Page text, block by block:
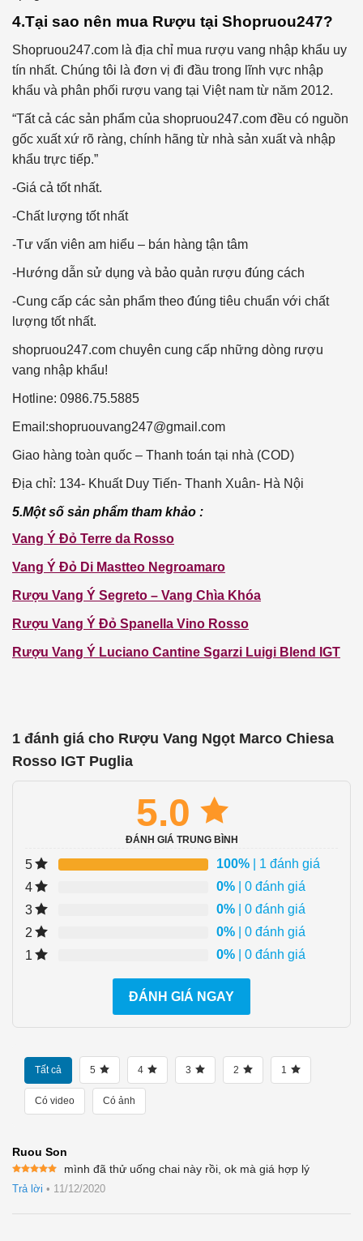
4.Tại sao nên mua Rượu tại Shopruou247?
Shopruou247.com là địa chỉ mua rượu vang nhập khẩu uy
tín nhất. Chúng tôi là đơn vị đi đầu trong lĩnh vực nhập
khẩu và phân phối rượu vang tại Việt nam từ năm 2012.
“Tất cả các sản phẩm của shopruou247.com đều có nguồn
gốc xuất xứ rõ ràng, chính hãng từ nhà sản xuất và nhập
khẩu trực tiếp.”
-Giá cả tốt nhất.
-Chất lượng tốt nhất
-Tư vấn viên am hiểu – bán hàng tận tâm
-Hướng dẫn sử dụng và bảo quản rượu đúng cách
-Cung cấp các sản phẩm theo đúng tiêu chuẩn với chất
lượng tốt nhất.
shopruou247.com chuyên cung cấp những dòng rượu
vang nhập khẩu!
Hotline: 0986.75.5885
Email:shopruouvang247@gmail.com
Giao hàng toàn quốc – Thanh toán tại nhà (COD)
Địa chỉ: 134- Khuất Duy Tiến- Thanh Xuân- Hà Nội
5.Một số sản phẩm tham khảo :
Vang Ý Đỏ Terre da Rosso
Vang Ý Đỏ Di Mastteo Negroamaro
Rượu Vang Ý Segreto – Vang Chìa Khóa
Rượu Vang Ý Đỏ Spanella Vino Rosso
Rượu Vang Ý Luciano Cantine Sgarzi Luigi Blend IGT
1 đánh giá cho Rượu Vang Ngọt Marco Chiesa
Rosso IGT Puglia
5.0
ĐÁNH GIÁ TRUNG BÌNH
5 100% | 1 đánh giá
4
0% | 0 đánh giá
3
0% | 0 đánh giá
2
0% | 0 đánh giá
1
0% | 0 đánh giá
ĐÁNH GIÁ NGAY
Tất cả 5 4 3 2 1
Có video Có ảnh
Ruou Son
hạng5 5
mình đã thử uống chai này rồi, ok mà giá hợp lý
Trả lời • 11/12/2020